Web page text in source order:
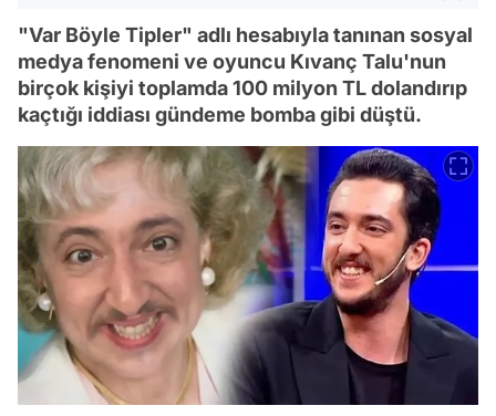
"Var Böyle Tipler" adlı hesabıyla tanınan sosyal
medya fenomeni ve oyuncu Kıvanç Talu'nun
birçok kişiyi toplamda 100 milyon TL dolandırıp
kaçtığı iddiası gündeme bomba gibi düştü.